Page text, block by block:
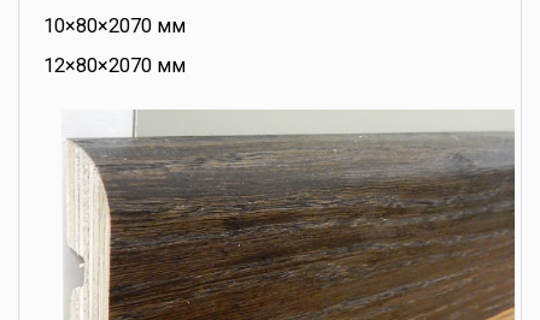
10×80×2070 мм
12×80×2070 мм